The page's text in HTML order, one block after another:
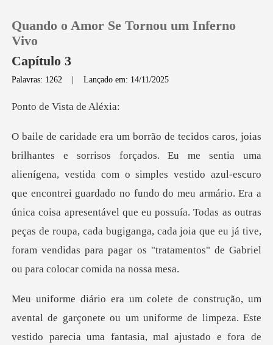
Histórico
Sair
Baixar App
Quando o Amor Se Tornou um Inferno
Vivo
Capítulo 3
Palavras: 1262 |Lançado em: 14/11/2025
Vista d
vestido azul-escuro
que encontrei guardado no fundo do meu armário. Era a
única coisa apresentável que eu possuía. Todas as outras
peças de
ustado e fora de